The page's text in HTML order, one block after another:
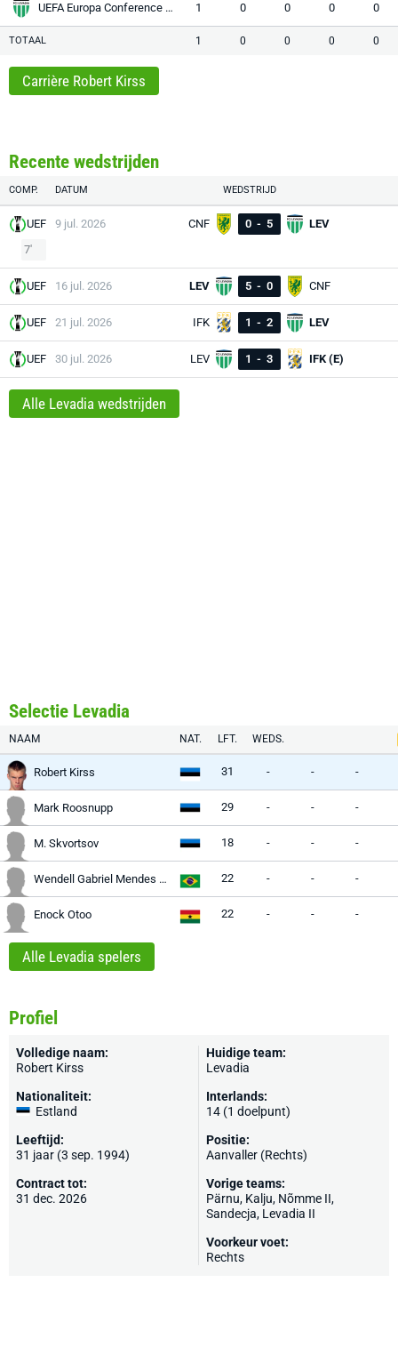
UEFA Europa Conference League 1 0 0 0 0
TOTAAL 1 0 0 0 0
Carrière Robert Kirss
Recente wedstrijden
COMP. DATUM WEDSTRIJD
UEF 9 jul. 2026 CNF 0 - 5
LEV
7'
UEF 16 jul. 2026 LEV 5 - 0 CNF
UEF 21 jul. 2026 IFK 1 - 2 LEV
UEF 30 jul. 2026 LEV 1 - 3 IFK (E)
Alle Levadia wedstrijden
Selectie Levadia
NAAM NAT. LFT. WEDS.
Robert Kirss 31 - - -
Mark Roosnupp 29 - - -
M. Skvortsov 18 - - -
Wendell Gabriel Mendes Craveiro 22 - - -
Enock Otoo 22 - - -
Alle Levadia spelers
Profiel
Volledige naam:
Robert Kirss
Nationaliteit:
Estland
Leeftijd:
31 jaar (3 sep. 1994)
Contract tot:
31 dec. 2026
Huidige team:
Levadia
Interlands:
14 (1 doelpunt)
Positie:
Aanvaller (Rechts)
Vorige teams:
Pärnu, Kalju, Nõmme II,
Sandecja, Levadia II
Voorkeur voet:
Rechts